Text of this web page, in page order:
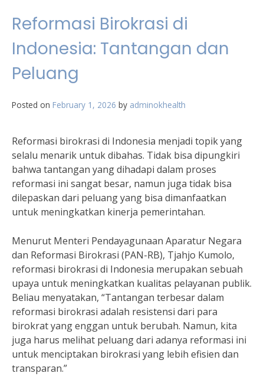
Reformasi Birokrasi di
Indonesia: Tantangan dan
Peluang
Posted on February 1, 2026 by adminokhealth
Reformasi birokrasi di Indonesia menjadi topik yang
selalu menarik untuk dibahas. Tidak bisa dipungkiri
bahwa tantangan yang dihadapi dalam proses
reformasi ini sangat besar, namun juga tidak bisa
dilepaskan dari peluang yang bisa dimanfaatkan
untuk meningkatkan kinerja pemerintahan.
Menurut Menteri Pendayagunaan Aparatur Negara
dan Reformasi Birokrasi (PAN-RB), Tjahjo Kumolo,
reformasi birokrasi di Indonesia merupakan sebuah
upaya untuk meningkatkan kualitas pelayanan publik.
Beliau menyatakan, “Tantangan terbesar dalam
reformasi birokrasi adalah resistensi dari para
birokrat yang enggan untuk berubah. Namun, kita
juga harus melihat peluang dari adanya reformasi ini
untuk menciptakan birokrasi yang lebih efisien dan
transparan.”